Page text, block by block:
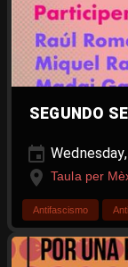
SEGUNDO
Taula per
Antifascismo